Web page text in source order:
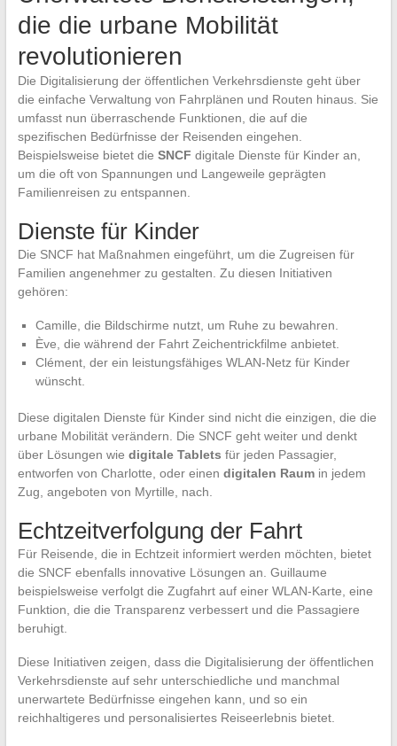
die die urbane Mobilität
revolutionieren
Die Digitalisierung der öffentlichen Verkehrsdienste geht über
die einfache Verwaltung von Fahrplänen und Routen hinaus. Sie
umfasst nun überraschende Funktionen, die auf die
spezifischen Bedürfnisse der Reisenden eingehen.
Beispielsweise bietet die SNCF digitale Dienste für Kinder an,
um die oft von Spannungen und Langeweile geprägten
Familienreisen zu entspannen.
Dienste für Kinder
Die SNCF hat Maßnahmen eingeführt, um die Zugreisen für
Familien angenehmer zu gestalten. Zu diesen Initiativen
gehören:
Camille, die Bildschirme nutzt, um Ruhe zu bewahren.
Ève, die während der Fahrt Zeichentrickfilme anbietet.
Clément, der ein leistungsfähiges WLAN-Netz für Kinder
wünscht.
Diese digitalen Dienste für Kinder sind nicht die einzigen, die die
urbane Mobilität verändern. Die SNCF geht weiter und denkt
über Lösungen wie digitale Tablets für jeden Passagier,
entworfen von Charlotte, oder einen digitalen Raumin jedem
Zug, angeboten von Myrtille, nach.
Echtzeitverfolgung der Fahrt
Für Reisende, die in Echtzeit informiert werden möchten, bietet
die SNCF ebenfalls innovative Lösungen an. Guillaume
beispielsweise verfolgt die Zugfahrt auf einer WLAN-Karte, eine
Funktion, die die Transparenz verbessert und die Passagiere
beruhigt.
Diese Initiativen zeigen, dass die Digitalisierung der öffentlichen
Verkehrsdienste auf sehr unterschiedliche und manchmal
unerwartete Bedürfnisse eingehen kann, und so ein
reichhaltigeres und personalisiertes Reiseerlebnis bietet.